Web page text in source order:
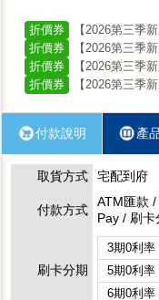
折價券
【2026第三季
折價券
【2026第三季
折價券
【2026第三季
折價券
【2026第三季
付款說明 產
取貨方式 宅配到府
付款方式
ATM匯款
Pay / 刷卡
刷卡分期
3期0利率
5期0利率
6期0利率